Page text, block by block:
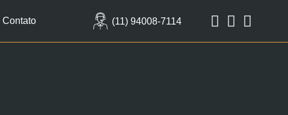
Contato (11) 94008-7114